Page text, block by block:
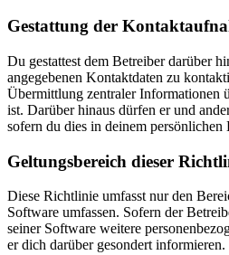
Gestattung der
Du gestattest dem Betreiber darüber
angegebenen Kontaktdaten zu
Übermittlung zentraler Informationen
ist. Darüber hinaus dürfen er und
sofern du dies in deinem persönlichen
Geltungsbereich dieser
Diese Richtlinie umfasst nur den
Software umfassen. Sofern der
seiner Software weitere
er dich darüber gesondert informieren.